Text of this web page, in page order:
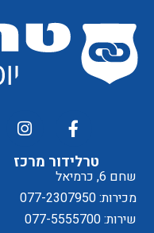
לטרלידור מרכז
שחם 6, כרמיאל
מכירות: 077-2307950
שירות: 077-5555700